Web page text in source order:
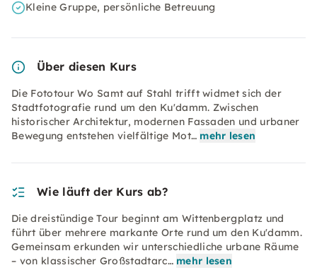
Kleine Gruppe, persönliche Betreuung
Über diesen Kurs
Die Fototour Wo Samt auf Stahl trifft widmet sich der
Stadtfotografie rund um den Ku'damm. Zwischen
historischer Architektur, modernen Fassaden und urbaner
Bewegung entstehen vielfältige Mot… mehr lesen
Wie läuft der Kurs ab?
Die dreistündige Tour beginnt am Wittenbergplatz und
führt über mehrere markante Orte rund um den Ku'damm.
Gemeinsam erkunden wir unterschiedliche urbane Räume
– von klassischer Großstadtarc… mehr lesen